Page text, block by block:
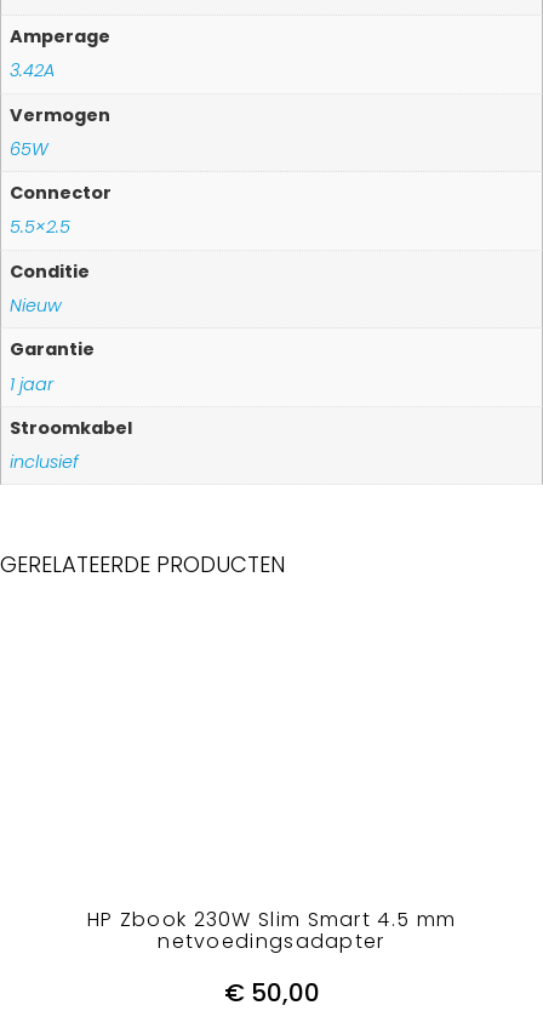
Amperage
3.42A
Vermogen
65W
Connector
5.5×2.5
Conditie
Nieuw
Garantie
1 jaar
Stroomkabel
inclusief
GERELATEERDE PRODUCTEN
HP Zbook 230W Slim Smart 4.5 mm
netvoedingsadapter
€50,00